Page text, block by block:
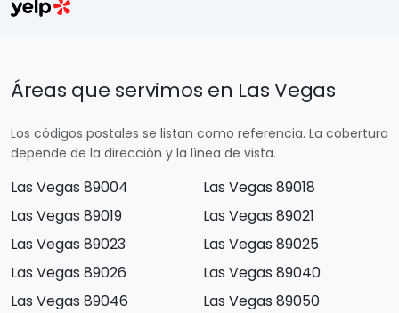
Áreas que servimos en Las Vegas
Los códigos postales se listan como referencia. La cobertura
depende de la dirección y la línea de vista.
Las Vegas 89004
Las Vegas 89018
Las Vegas 89019
Las Vegas 89021
Las Vegas 89023
Las Vegas 89025
Las Vegas 89026
Las Vegas 89040
Las Vegas 89046
Las Vegas 89050